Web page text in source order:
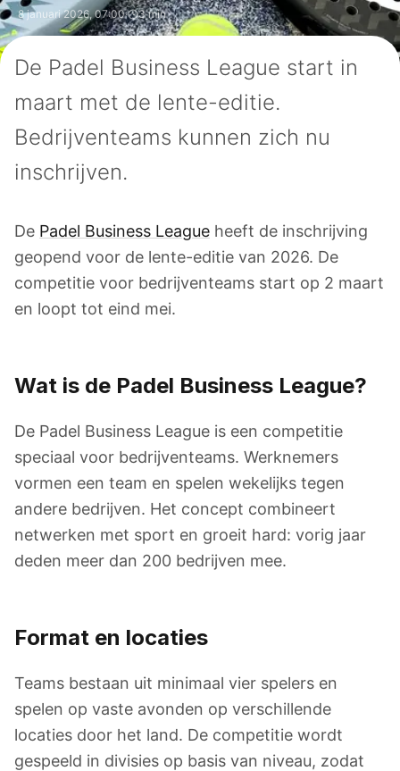
8 januari 2026,07:00· 3 min
De Padel Business League start in
maart met de lente-editie.
Bedrijventeams kunnen zich nu
inschrijven.
De Padel Business League heeft de inschrijving
geopend voor de lente-editie van 2026. De
competitie voor bedrijventeams start op 2 maart
en loopt tot eind mei.
Wat is de Padel Business League?
De Padel Business League is een competitie
speciaal voor bedrijventeams. Werknemers
vormen een team en spelen wekelijks tegen
andere bedrijven. Het concept combineert
netwerken met sport en groeit hard: vorig jaar
deden meer dan 200 bedrijven mee.
Format en locaties
Teams bestaan uit minimaal vier spelers en
spelen op vaste avonden op verschillende
locaties door het land. De competitie wordt
gespeeld in divisies op basis van niveau, zodat